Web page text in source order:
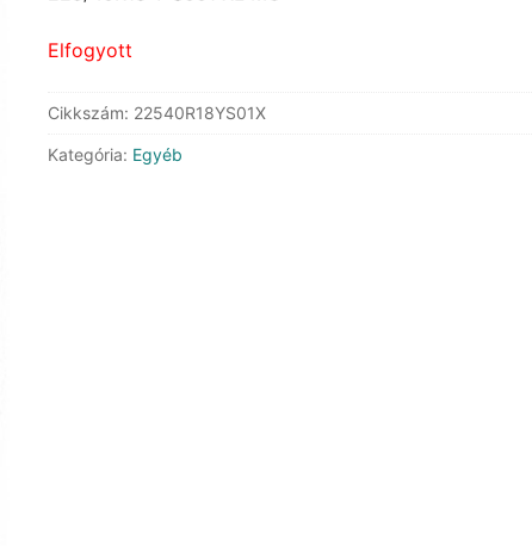
Elfogyott
Cikkszám: 22540R18YS01X
Kategória: Egyéb